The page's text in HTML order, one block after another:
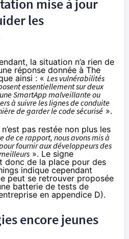
mise à jour
les
la situation n’a rien de
réponse donnée à The
ainsi : « Les vulnérabilités
essentiellement sur deux
SmartApp malveillante ou
à suivre les lignes de conduite
de garder le code sécurisé ».
pas restée non plus les
de ce rapport, nous avons mis à
fournir aux développeurs des
». Le signe
donc de la place pour des
indique cependant
peut se retrouver proposée
batterie de tests de
en appendice D).
encore jeunes